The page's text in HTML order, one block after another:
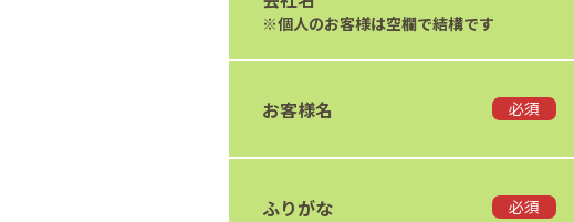
※個人のお客様は空欄で結構です
お客様名 必須
ふりがな 必須